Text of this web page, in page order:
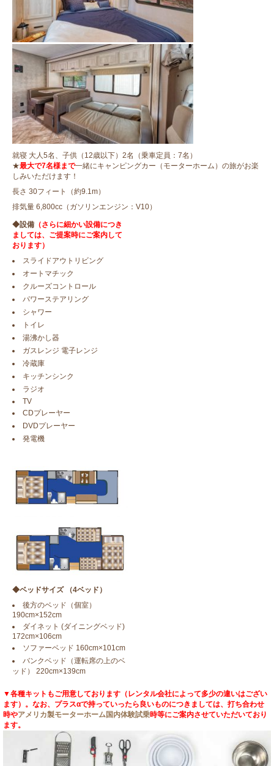
就寝 大人5名、子供（12歳以下）2名（乗車定員：7名）
★最大で7名様まで一緒にキャンピングカー（モーターホーム）の旅がお楽
しみいただけます！
長さ 30フィート（約9.1m）
排気量 6,800cc（ガソリンエンジン：V10）
◆設備 （さらに細かい設備につき
ましては、ご提案時にご案内して
おります）
スライドアウトリビング
オートマチック
クルーズコントロール
パワーステアリング
シャワー
トイレ
湯沸かし器
ガスレンジ 電子レンジ
冷蔵庫
キッチンシンク
ラジオ
TV
CDプレーヤー
DVDプレーヤー
発電機
◆ベッドサイズ （4ベッド）
後方のベッド（個室）
190cm×152cm
ダイネット (ダイニングベッド)
172cm×106cm
ソファーベッド 160cm×101cm
バンクベッド（運転席の上のベ
ッド） 220cm×139cm
▼各種キットもご用意しております（レンタル会社によって多少の違いはござい
ます）。なお、プラスαで持っていったら良いものにつきましては、打ち合わせ
時やアメリカ製モーターホーム国内体験試乗時等にご案内させていただいており
ます。